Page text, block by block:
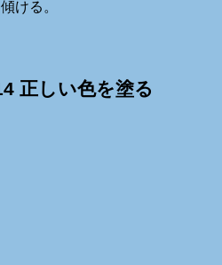
ける。
正しい色を塗る